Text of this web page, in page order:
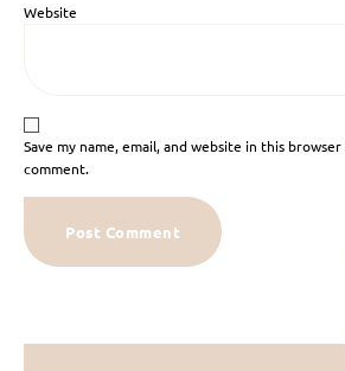
Website
Save my name, email, and website in this
comment.